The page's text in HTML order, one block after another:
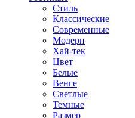
Стиль
Классические
Современные
Модерн
Хай-тек
Цвет
Белые
Венге
Светлые
Темные
Размер